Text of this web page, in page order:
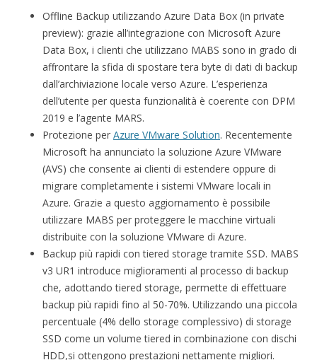
Offline Backup utilizzando Azure Data Box (in private
preview): grazie all’integrazione con Microsoft Azure
Data Box, i clienti che utilizzano MABS sono in grado di
affrontare la sfida di spostare tera byte di dati di backup
dall’archiviazione locale verso Azure. L’esperienza
dell’utente per questa funzionalità è coerente con DPM
2019 e l’agente MARS.
Protezione per Azure VMware Solution. Recentemente
Microsoft ha annunciato la soluzione Azure VMware
(AVS) che consente ai clienti di estendere oppure di
migrare completamente i sistemi VMware locali in
Azure. Grazie a questo aggiornamento è possibile
utilizzare MABS per proteggere le macchine virtuali
distribuite con la soluzione VMware di Azure.
Backup più rapidi con tiered storage tramite SSD. MABS
v3 UR1 introduce miglioramenti al processo di backup
che, adottando tiered storage, permette di effettuare
backup più rapidi fino al 50-70%. Utilizzando una piccola
percentuale (4% dello storage complessivo) di storage
SSD come un volume tiered in combinazione con dischi
HDD,si ottengono prestazioni nettamente migliori.